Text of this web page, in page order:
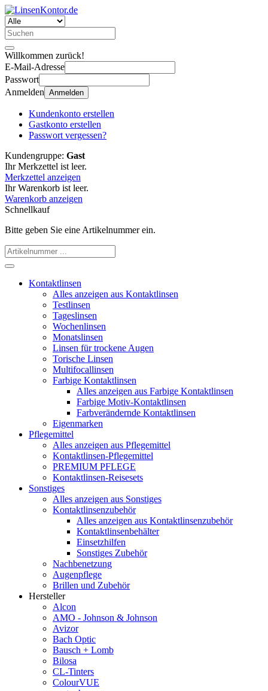
Willkommen zurück!
E-Mail-Adresse
Passwort
Anmelden Anmelden
Kundenkonto erstellen
Gastkonto erstellen
Passwort vergessen?
Kundengruppe: Gast
Ihr Merkzettel ist leer.
Merkzettel anzeigen
Ihr Warenkorb ist leer.
Warenkorb anzeigen
Schnellkauf
Bitte geben Sie eine Artikelnummer ein.
Kontaktlinsen
Alles anzeigen aus Kontaktlinsen
Testlinsen
Tageslinsen
Wochenlinsen
Monatslinsen
Linsen für trockene Augen
Torische Linsen
Multifocallinsen
Farbige Kontaktlinsen
Alles anzeigen aus Farbige Kontaktlinsen
Farbige Motiv-Kontaktlinsen
Farbverändernde Kontaktlinsen
Eigenmarken
Pflegemittel
Alles anzeigen aus Pflegemittel
Kontaktlinsen-Pflegemittel
PREMIUM PFLEGE
Kontaktlinsen-Reisesets
Sonstiges
Alles anzeigen aus Sonstiges
Kontaktlinsenzubehör
Alles anzeigen aus Kontaktlinsenzubehör
Kontaktlinsenbehälter
Einsetzhilfen
Sonstiges Zubehör
Nachbenetzung
Augenpflege
Brillen und Zubehör
Hersteller
Alcon
AMO - Johnson & Johnson
Avizor
Bach Optic
Bausch + Lomb
Bilosa
CL-Tinters
ColourVUE